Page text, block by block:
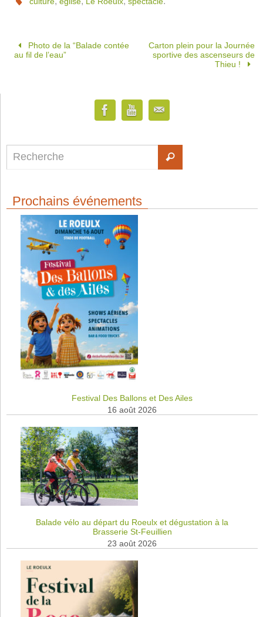
Photo de la “Balade contée
au fil de l’eau”
Carton plein pour la Journée
sportive des ascenseurs de
Thieu !
Prochains événements
Festival Des Ballons et Des Ailes
16 août 2026
Balade vélo au départ du Roeulx et dégustation à la
Brasserie St-Feuillien
23 août 2026